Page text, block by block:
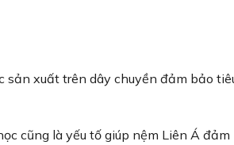
xuất trên dây chuyền đảm bảo
cũng là yếu tố giúp nệm Liên Á đảm